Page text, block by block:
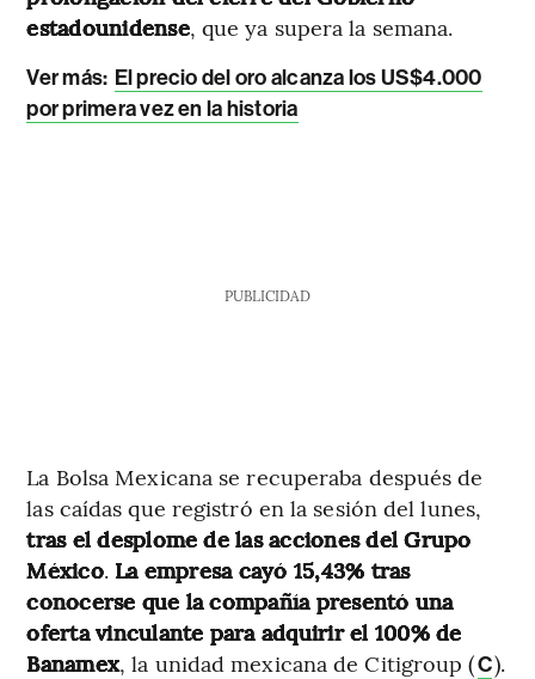
estadounidense, que ya supera la semana.
Ver más: El precio del oro alcanza los US$4.000
por primera vez en la historia
PUBLICIDAD
La Bolsa Mexicana se recuperaba después de
las caídas que registró en la sesión del lunes,
tras el desplome de las acciones del Grupo
México. La empresa cayó 15,43% tras
conocerse que la compañía presentó una
oferta vinculante para adquirir el 100% de
Banamex, la unidad mexicana de Citigroup (C).